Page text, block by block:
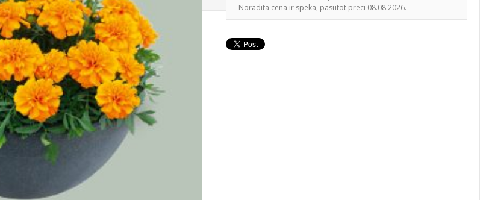
Norādītā cena ir spēkā, pasūtot preci 08.08.2026.